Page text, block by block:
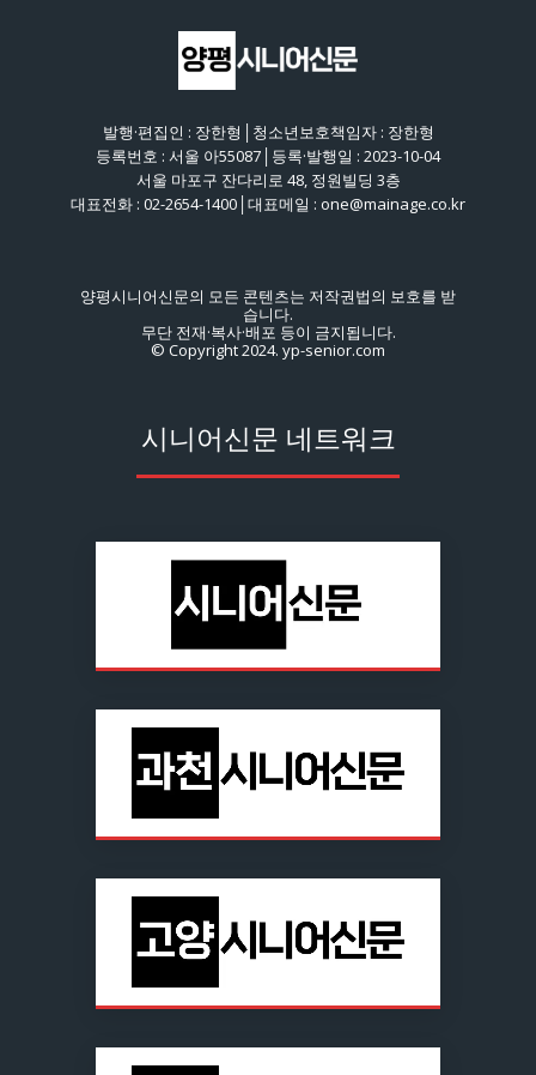
발행·편집인 : 장한형│청소년보호책임자 : 장한형
등록번호 : 서울 아55087│등록·발행일 : 2023-10-04
서울 마포구 잔다리로 48, 정원빌딩 3층
대표전화 : 02-2654-1400│대표메일 : one@mainage.co.kr
양평시니어신문의 모든 콘텐츠는 저작권법의 보호를 받
습니다.
무단 전재·복사·배포 등이 금지됩니다.
© Copyright 2024. yp-senior.com
시니어신문 네트워크